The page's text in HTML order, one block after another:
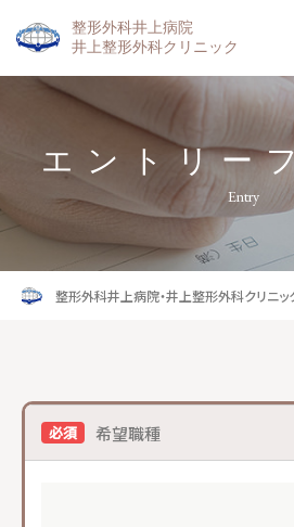
整形外科井上病院
井上整形外科クリニック
エントリー
Entry
整形外科井上病院・井上整形外科クリニッ
希望職種
必須